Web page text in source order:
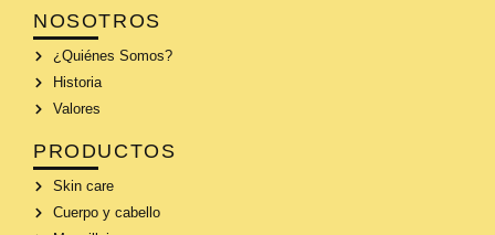
NOSOTROS
¿Quiénes Somos?
Historia
Valores
PRODUCTOS
Skin care
Cuerpo y cabello